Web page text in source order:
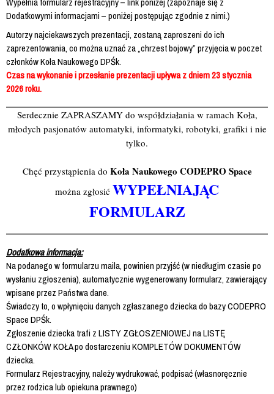
Dodatkowymi informacjami – poniżej postępując zgodnie z nimi.)
Autorzy najciekawszych prezentacji, zostaną zaproszeni do ich
zaprezentowania, co można uznać za „chrzest bojowy” przyjęcia w poczet
członków Koła Naukowego DPŚk.
Czas na wykonanie i przesłanie prezentacji upływa z dniem 23 stycznia
2026 roku.
Serdecznie ZAPRASZAMY do współdziałania w ramach Koła,
młodych pasjonatów automatyki, informatyki, robotyki, grafiki i nie
tylko.
Chęć przystąpienia do Koła Naukowego CODEPRO Space
można zgłosić WYPEŁNIAJĄC
FORMULARZ
Dodatkowa informacja:
Na podanego w formularzu maila, powinien przyjść (w niedługim czasie po
wysłaniu zgłoszenia), automatycznie wygenerowany formularz, zawierający
wpisane przez Państwa dane.
Świadczy to, o wpłynięciu danych zgłaszanego dziecka do bazy CODEPRO
Space DPŚk.
Zgłoszenie dziecka trafi z LISTY ZGŁOSZENIOWEJ na LISTĘ
CZŁONKÓW KOŁA po dostarczeniu KOMPLETÓW DOKUMENTÓW
dziecka.
Formularz Rejestracyjny, należy wydrukować, podpisać (własnoręcznie
przez rodzica lub opiekuna prawnego)